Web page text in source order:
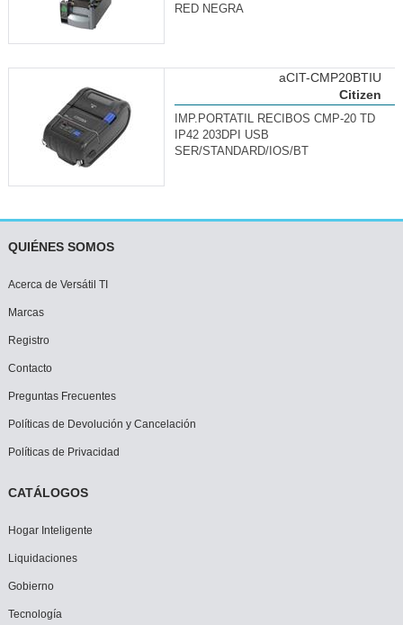
RED NEGRA
Citizen
aCIT-CMP20BTIU
IMP.PORTATIL RECIBOS CMP-20 TD
IP42 203DPI USB
SER/STANDARD/IOS/BT
QUIÉNES SOMOS
Acerca de Versátil TI
Marcas
Registro
Contacto
Preguntas Frecuentes
Políticas de Devolución y Cancelación
Políticas de Privacidad
CATÁLOGOS
Hogar Inteligente
Liquidaciones
Gobierno
Tecnología